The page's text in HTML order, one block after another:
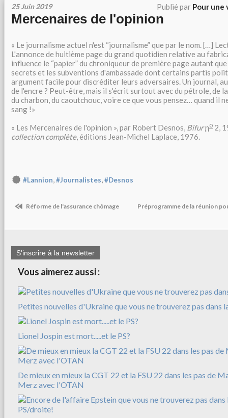
25 Juin 2019 Publié par Pour une
Mercenaires de l'opinion
« Le journalisme actuel n'est “journalisme” que par le nom. […]
L'annonce de huitième page du grand quotidien relative au
influence le “papier” du chroniqueur de première page autant
secrets et les subventions d'ambassade dont certains partis
argument facile pour discréditer leurs adversaires. Un journal,
de l'encre ? Peut-être, mais il s'écrit surtout avec du pétrole, de
du charbon, du caoutchouc, voire ce que vous pensez… quand il
sang !»
« Les Mercenaires de l'opinion », par Robert Desnos, Bifurno 2,
collection complète, éditions Jean-Michel Laplace, 1976.
#Lannion,#Journalistes,#Desnos
Réforme de l'assurance chômage Préprogramme de la réunion
S'inscrire à la newsletter
Vous aimerez aussi :
Petites nouvelles d'Ukraine que vous ne trouverez pas dans
Lionel Jospin est mort.....et le PS?
De mieux en mieux la CGT 22 et la FSU 22 dans les pas de
Merz avec l'OTAN